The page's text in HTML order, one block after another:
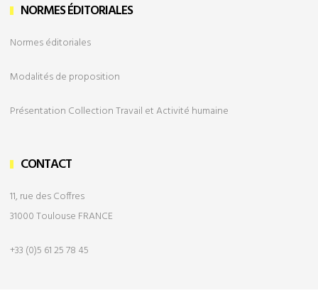
NORMES ÉDITORIALES
Normes éditoriales
Modalités de proposition
Présentation Collection Travail et Activité humaine
CONTACT
11, rue des Coffres
31000 Toulouse FRANCE
+33 (0)5 61 25 78 45